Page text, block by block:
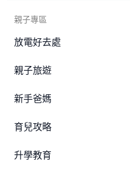
親子專區
放電好去處
親子旅遊
新手爸媽
育兒攻略
升學教育